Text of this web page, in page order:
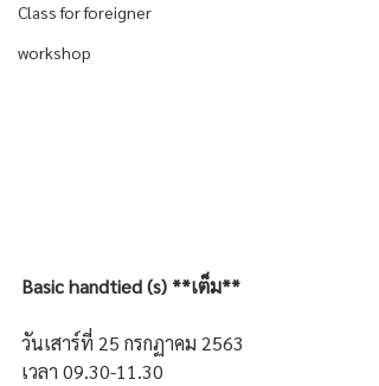
Class for foreigner
workshop
Basic handtied (s) **เต็ม**
วันเสาร์ที่ 25 กรกฏาคม 2563
เวลา 09.30-11.30